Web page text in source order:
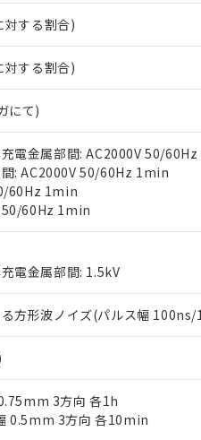
する割合)
する割合)
にて)
電金属部間: AC2000V 50/
: AC2000V 50/60Hz 1min
60Hz 1min
50/60Hz 1min
電金属部間: 1.5kV
る方形波ノイズ(パルス幅
3方向 各1h
0.5mm 3方向 各10min
です。
御機器事業取扱商品の中には、
況および標準価格照会結果は、
り、閲覧された時点での実際の
売員にご相談ください。
ン制御機器販売店や当社販売拠
況および標準価格結果を当社の
ーツ機能（部品リスト作成サー
社の製品・サービスに関するお
共同利用者とは、"個人情報の
人を指します。
以下、 水銀(Hg) 1000ppm以下、 カドミ
以下、フタル酸ジイソブチル
定月
り替え状況などにより、予定月
明書ダウンロード
証明書をダウンロードすること
令（10物質）の非含有証明書
含有証明書（当社基準）
指令のフタル酸エステル類４
から備考欄に対応日を記載して
対応品への在庫切替を完了し
均質材料含有率が中国RoHSの
認です。当社販売部門へお問い
質の基準値 (GB/T26572)：
、 Hg(水銀) : 1000ppm、 Cd(カドミウム
) : 1000ppm、 PBBs(ポリ臭化ビフェニ
ブチル) : 1000ppm、 DIBP(フタル酸ジ
ビス(2-エチルヘキシル)) : 1000ppm
使用期限
物質（10物質）のすべてが基準
認です。当社販売部門へお問い
、これら貴社製品のうち、外国
輸出または国外への提供する場
規制貨物を破棄する場合は、完
貴社製品を、核兵器、ミサイル
一切使用いたしません。
、貴社製品を第三者に販売する
社は、販売先および販売に係わ
ん。
明
定数以上の在庫あり
定数には満たないが在庫あり
庫なし(最新の在庫状況について
器販売店・当社販売員にご確認く